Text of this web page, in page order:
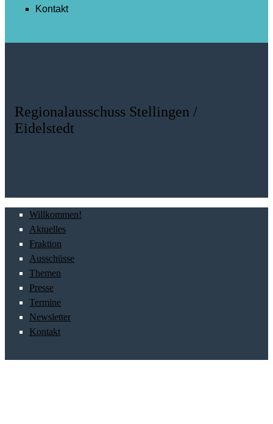
Kontakt
Regionalausschuss Stellingen /
Eidelstedt
Willkommen!
Aktuelles
Fraktion
Ausschüsse
Themen
Presse
Termine
Newsletter
Kontakt